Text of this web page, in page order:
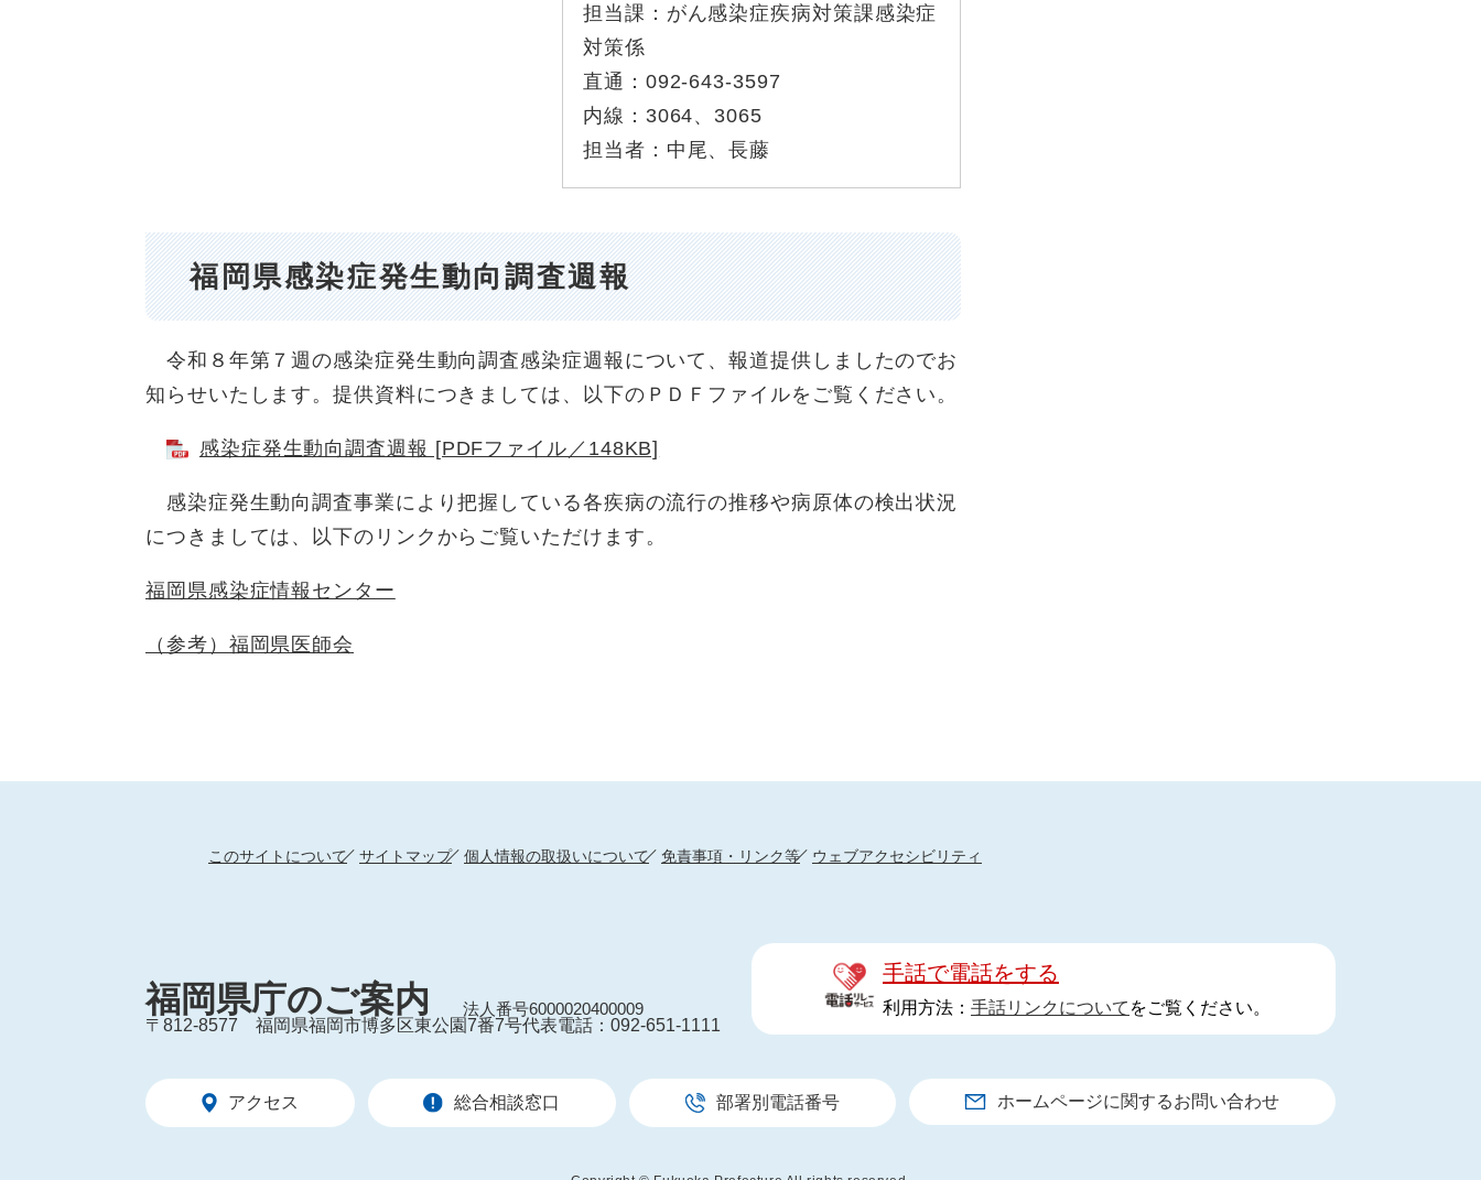
担当課： がん感染症疾病対策課感染症
対策係
直通： 092-643-3597
内線： 3064、3065
担当者： 中尾、長藤
福岡県感染症発生動向調査週報
令和８年第７週の感染症発生動向調査感染症週報について、報道提供しましたのでお
知らせいたします。提供資料につきましては、以下のＰＤＦファイルをご覧ください。
感染症発生動向調査週報 [PDFファイル／148KB]
感染症発生動向調査事業により把握している各疾病の流行の推移や病原体の検出状況
につきましては、以下のリンクからご覧いただけます。
福岡県感染症情報センター
（参考）福岡県医師会
このサイトについて サイトマップ 個人情報の取扱いについて 免責事項・リンク等 ウェブアクセシビリティ
福岡県庁のご案内
法人番号6000020400009
〒812-8577
福岡県福岡市博多区東公園7番7号代表電話：092-651-1111
手話で電話をする
利用方法： 手話リンクについて をご覧ください。
アクセス 総合相談窓口 部署別電話番号 ホームページに関するお問い合わせ